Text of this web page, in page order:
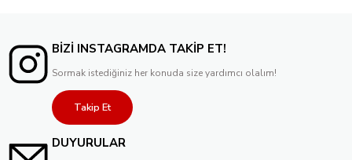
BİZİ INSTAGRAMDA TAKİP ET!
Sormak istediğiniz her konuda size yardımcı olalım!
Takip Et
DUYURULAR